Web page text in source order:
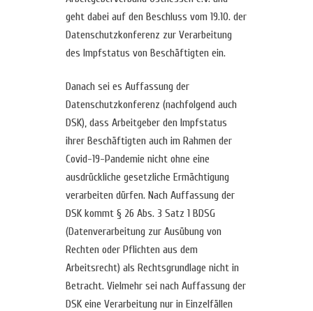
geht dabei auf den Beschluss vom 19.10. der
Datenschutzkonferenz zur Verarbeitung
des Impfstatus von Beschäftigten ein.
Danach sei es Auffassung der
Datenschutzkonferenz (nachfolgend auch
DSK), dass Arbeitgeber den Impfstatus
ihrer Beschäftigten auch im Rahmen der
Covid-19-Pandemie nicht ohne eine
ausdrückliche gesetzliche Ermächtigung
verarbeiten dürfen. Nach Auffassung der
DSK kommt § 26 Abs. 3 Satz 1 BDSG
(Datenverarbeitung zur Ausübung von
Rechten oder Pflichten aus dem
Arbeitsrecht) als Rechtsgrundlage nicht in
Betracht. Vielmehr sei nach Auffassung der
DSK eine Verarbeitung nur in Einzelfällen